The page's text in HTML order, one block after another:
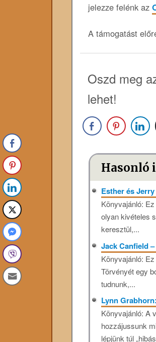
jelezze felénk az
A támogatást
Oszd meg
lehet!
Hasonló
Esther és
Könyvajánló:
olyan kivételes
keresztül,...
Jack Canfield
Könyvajánló:
Törvényét egy
tudnunk,...
Lynn
Könyvajánló: A
hozzájussunk
lépjünk túl